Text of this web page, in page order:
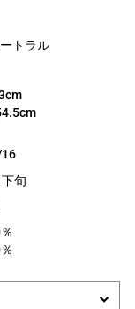
トラル
旬